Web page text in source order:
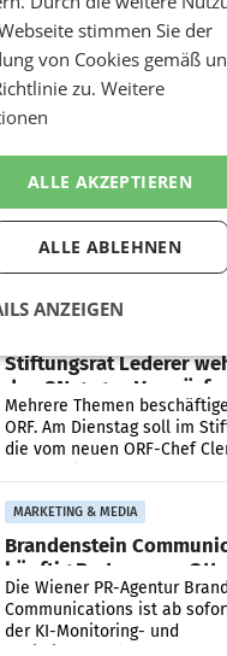
Albrecht setzt ab
WIENER NEUDORF. – Die
Zusammenarbeit zwischen
Vorarlberger Kaufmann
Bundeswettbewerbsbehörde
Rekordergebnis im Juli:
verdoppelt
überschreitet die
– Im Juli 2026 erreichte
wichtigen Meilenstein und
101.267 Fahrzeuge aus, womit
Ergebnis gegenüber Juli 2025
verdoppelte (+102
Stiftungsrat Lederer
den SN gegen Vorwürfe
Mehrere Themen
ORF. Am Dienstag soll im
die vom neuen ORF-Chef
MARKETING & MEDIA
Brandenstein
künftig Partner von
Die Wiener PR-Agentur
Communications ist ab
der KI-Monitoring- und
stimmen Sie der
von Cookies gemäß
zu.Weitere
ALLE AKZEPTIEREN
ALLE ABLEHNEN
ANZEIGEN